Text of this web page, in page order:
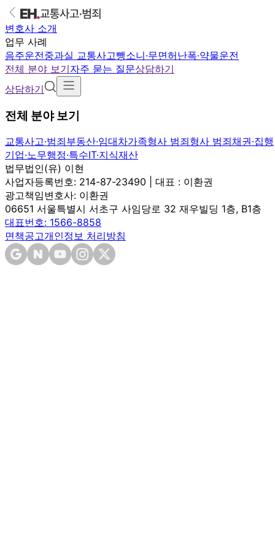
변호사 소개
업무 사례
음주운전중과실 교통사고뺑소니·무면허난폭·약물운전
전체 분야 보기자주 묻는 질문상담하기
상담하기
전체 분야 보기
교통사고·범죄부동산·임대차가족형사 범죄형사 범죄채권·집행
기업·노무행정·특수IT·지식재산
법무법인(유) 이현
사업자등록번호: 214-87-23490 | 대표 : 이환권
광고책임변호사: 이환권
06651 서울특별시 서초구 사임당로 32 재우빌딩 1층, B1층
대표번호: 1566-8858
면책공고개인정보 처리방침